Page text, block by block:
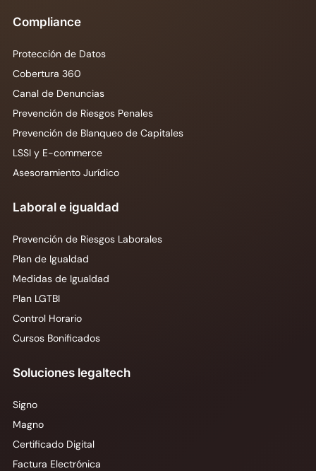
Compliance
Protección de Datos
Cobertura 360
Canal de Denuncias
Prevención de Riesgos Penales
Prevención de Blanqueo de Capitales
LSSI y E-commerce
Asesoramiento Jurídico
Laboral e igualdad
Prevención de Riesgos Laborales
Plan de Igualdad
Medidas de Igualdad
Plan LGTBI
Control Horario
Cursos Bonificados
Soluciones legaltech
Signo
Magno
Certificado Digital
Factura Electrónica